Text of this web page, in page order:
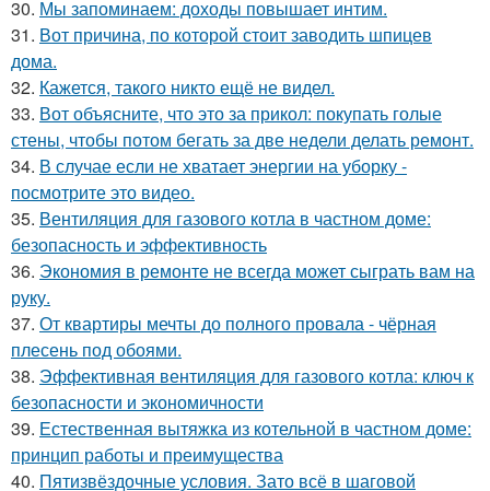
30. Мы запоминаем: доходы повышает интим.
31. Вот причина, по которой стоит заводить шпицев
дома.
32. Кажется, такого никто ещё не видел.
33. Вот объясните, что это за прикол: покупать голые
стены, чтобы потом бегать за две недели делать ремонт.
34. В случае если не хватает энергии на уборку -
посмотрите это видео.
35. Вентиляция для газового котла в частном доме:
безопасность и эффективность
36. Экономия в ремонте не всегда может сыграть вам на
руку.
37. От квартиры мечты до полного провала - чёрная
плесень под обоями.
38. Эффективная вентиляция для газового котла: ключ к
безопасности и экономичности
39. Естественная вытяжка из котельной в частном доме:
принцип работы и преимущества
40. Пятизвёздочные условия. Зато всё в шаговой